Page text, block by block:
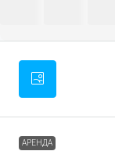
АРЕНДА